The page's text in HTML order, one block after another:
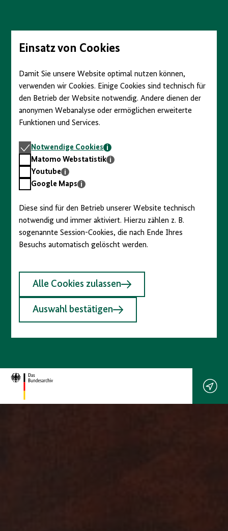
Einsatz von Cookies
Damit Sie unsere Website optimal nutzen können,
verwenden wir Cookies. Einige Cookies sind technisch für
den Betrieb der Website notwendig. Andere dienen der
anonymen Webanalyse oder ermöglichen erweiterte
Funktionen und Services.
Notwendige
Cookies
Notwendige Cookies
Matomo
Webstatistik
Matomo Webstatistik
Youtube
Youtube
GoogleGoogle Maps
Diese sind für den Betrieb unserer Website technisch
notwendig und immer aktiviert. Hierzu zählen z. B.
sogenannte Session-Cookies, die nach Ende Ihres
Besuchs automatisch gelöscht werden.
Alle Cookies zulassen
Auswahl bestätigen
Schlaglichter einer Revolution
Februar 1848
März 1848
Mai 1848
Juli 1848
September 1848
Oktober 1848
Dezember 1848
Januar 1849